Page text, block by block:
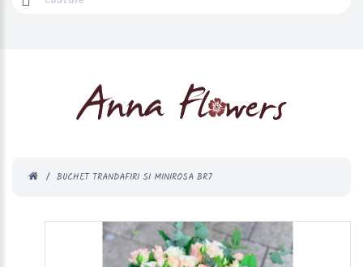
BUCHET TRANDAFIRI SI MINIROSA BR7